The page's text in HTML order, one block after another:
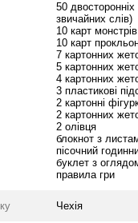
50
звичайних слів)
10 карт монстрів
10 карт
7 картонних
5 картонних
4 картонних
3 пластикові
2 картонні
2 картонних
2 олівця
блокнот з
пісочний
буклет з
правила гри
Чехія